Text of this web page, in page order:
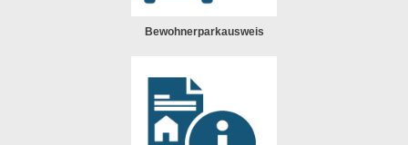
Bewohnerparkausweis